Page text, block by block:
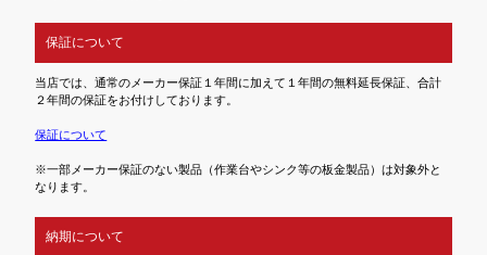
保証について
当店では、通常のメーカー保証１年間に加えて１年間の無料延長保証、合計
２年間の保証をお付けしております。
保証について
※一部メーカー保証のない製品（作業台やシンク等の板金製品）は対象外と
なります。
納期について